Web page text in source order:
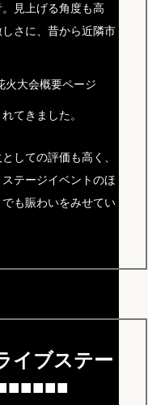
見上げる角度も高
さに、昔から近隣市
てきました。
しての評価も高く、
テージイベントのほ
も賑わいをみせてい
ブステー